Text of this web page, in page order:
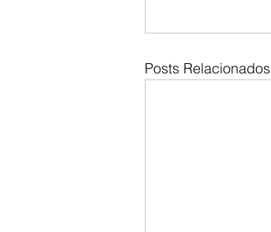
Posts Relacionados